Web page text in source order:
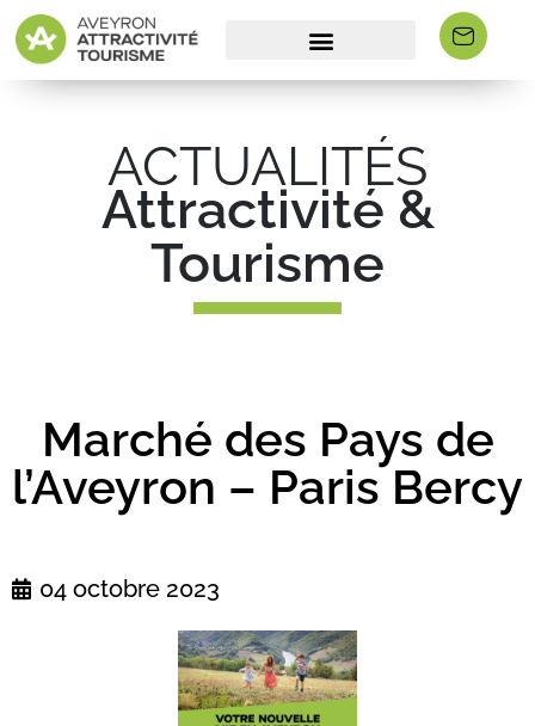
ACTUALITÉS
Attractivité &
Tourisme
Marché des Pays de
l’Aveyron – Paris Bercy
04 octobre 2023